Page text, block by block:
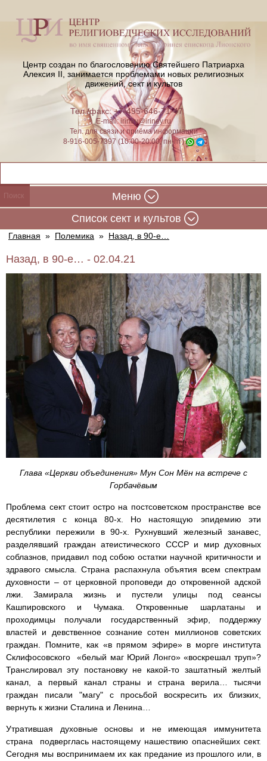
Центр создан по благословению Святейшего Патриарха
Алексия II, занимается проблемами новых религиозных
движений, сект и культов
Тел./факс: +7-495-646-71-47
E-mail:iriney@iriney.ru
Тел. для связи и приёма информации
8-916-005-7397 (10:00-20:00, пн-пт)
Меню
Cписок сект и культов
Главная » Полемика » Назад, в 90-е…
Назад, в 90-е… - 02.04.21
Глава «Церкви объединения» Мун Сон Мён на встрече с
Горбачёвым
Проблема сект стоит остро на постсоветском пространстве все
десятилетия с конца 80-х. Но настоящую эпидемию эти
республики пережили в 90-х. Рухнувший железный занавес,
разделявший граждан атеистического СССР и мир духовных
соблазнов, придавил под собою остатки научной критичности и
здравого смысла. Страна распахнула объятия всем спектрам
духовности – от церковной проповеди до откровенной адской
лжи. Замирала жизнь и пустели улицы под сеансы
Кашпировского и Чумака. Откровенные шарлатаны и
проходимцы получали государственный эфир, поддержку
властей и девственное сознание сотен миллионов советских
граждан. Помните, как «в прямом эфире» в морге института
Склифосовского «белый маг Юрий Лонго» «воскрешал труп»?
Транслировал эту постановку не какой-то заштатный желтый
канал, а первый канал страны и страна верила… тысячи
граждан писали "магу" с просьбой воскресить их близких,
вернуть к жизни Сталина и Ленина…
Утратившая духовные основы и не имеющая иммунитета
страна подверглась настоящему нашествию опаснейших сект.
Сегодня мы воспринимаем их как предание из прошлого или, в